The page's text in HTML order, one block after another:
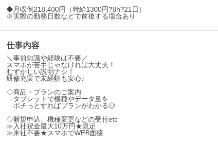
◆月収例218,400円（時給1300円?8h?21日）
※実際の勤務日数などで前後する場合あり
仕事内容
＼事前知識や経験は不要／
スマホが苦手じゃなければ大丈夫！
むずかしい説明ナシ！
研修充実で未経験も安心♪
◇商品・プランのご案内
→タブレットで機種やデータ量を
ポチっとすればプランがわかる◎
◇新規申込、機種変更などの受付etc
≫入社祝金最大10万円★規定
≫来社不要★スマホでWEB面接